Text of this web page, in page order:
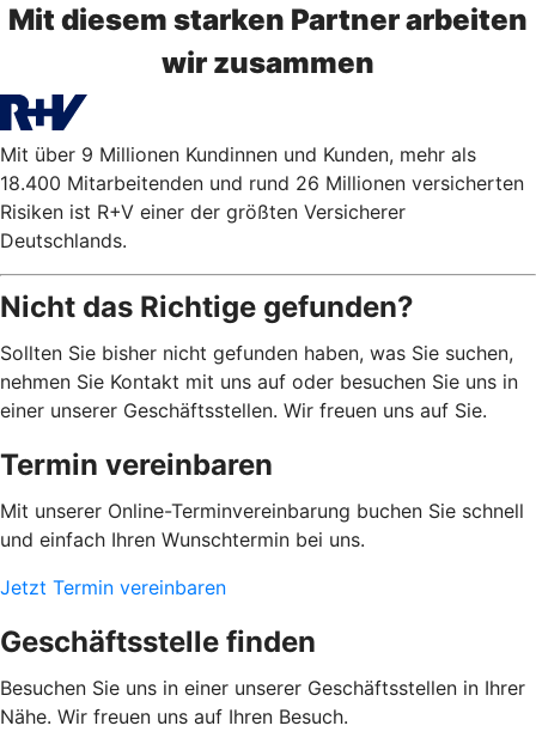
Mit diesem starken Partner arbeiten
wir zusammen
Mit über 9 Millionen Kundinnen und Kunden, mehr als
18.400 Mitarbeitenden und rund 26 Millionen versicherten
Risiken ist R+V einer der größten Versicherer
Deutschlands.
Nicht das Richtige gefunden?
Sollten Sie bisher nicht gefunden haben, was Sie suchen,
nehmen Sie Kontakt mit uns auf oder besuchen Sie uns in
einer unserer Geschäftsstellen. Wir freuen uns auf Sie.
Termin vereinbaren
Mit unserer Online-Terminvereinbarung buchen Sie schnell
und einfach Ihren Wunschtermin bei uns.
Jetzt Termin vereinbaren
Geschäftsstelle finden
Besuchen Sie uns in einer unserer Geschäftsstellen in Ihrer
Nähe. Wir freuen uns auf Ihren Besuch.